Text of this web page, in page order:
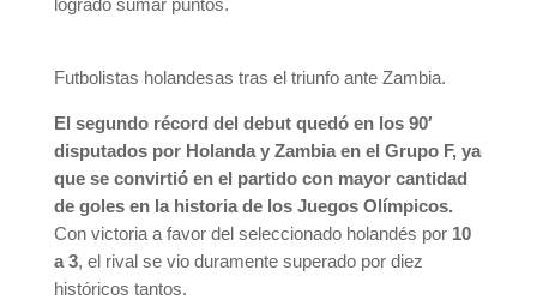
logrado sumar puntos.
Futbolistas holandesas tras el triunfo ante Zambia.
El segundo récord del debut quedó en los 90′
disputados por Holanda y Zambia en el Grupo F, ya
que se convirtió en el partido con mayor cantidad
de goles en la historia de los Juegos Olímpicos.
Con victoria a favor del seleccionado holandés por 10
a 3, el rival se vio duramente superado por diez
históricos tantos.